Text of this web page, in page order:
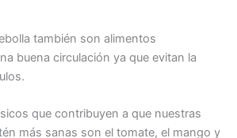
también son alimentos
buena circulación ya que evitan la
que contribuyen a que nuestras
más sanas son el tomate, el mango y